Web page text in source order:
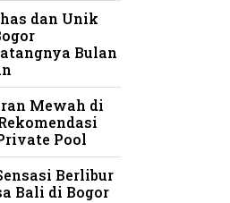
dan Unik
Bulan
Mewah di
Pool
Berlibur
Bali di Bogor